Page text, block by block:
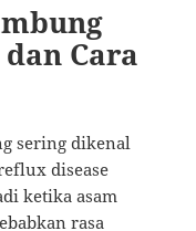
Cara
sering dikenal
disease
ketika asam
rasa